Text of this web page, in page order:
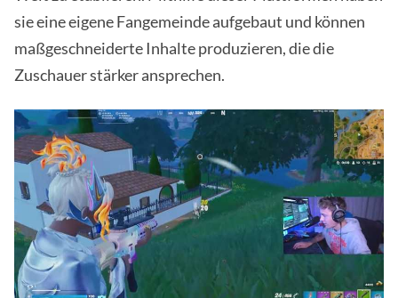
sie eine eigene Fangemeinde aufgebaut und können
maßgeschneiderte Inhalte produzieren, die die
Zuschauer stärker ansprechen.